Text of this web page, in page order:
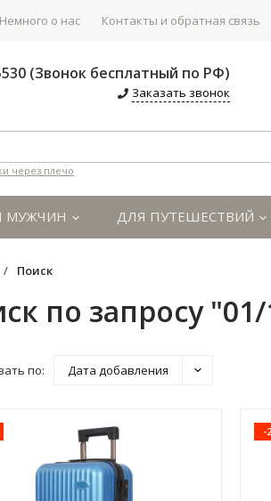
Немного о нас Контакты и обратная связь
(Звонок бесплатный по РФ)
Заказать звонок
через плечо
МУЖЧИН ДЛЯ ПУТЕШЕСТВИЙ
/ Поиск
по запросу
по: Дата добавления
-